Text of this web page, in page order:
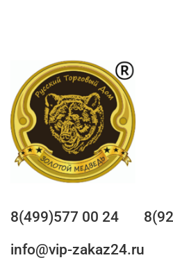
8(499)577 00 24
info@vip-zakaz24.ru